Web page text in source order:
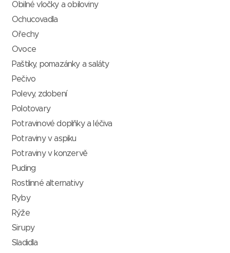
Obilné vločky a obiloviny
Ochucovadla
Ořechy
Ovoce
Paštiky, pomazánky a saláty
Pečivo
Polevy, zdobení
Polotovary
Potravinové doplňky a léčiva
Potraviny v aspiku
Potraviny v konzervě
Puding
Rostlinné alternativy
Ryby
Rýže
Sirupy
Sladidla